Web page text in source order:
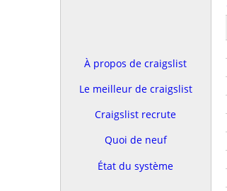
À propos de craigslist
Le meilleur de craigslist
Craigslist recrute
Quoi de neuf
État du système